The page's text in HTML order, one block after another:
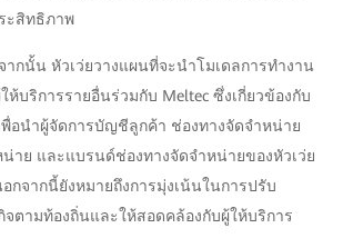
ะสิทธิภาพ
กนั้น หัวเว่ยวางแผนที่จะนำโมเดลการทำงาน
บริการรายอื่นร่วมกับ Meltec ซึ่งเกี่ยวข้องกับ
พื่อนำผู้จัดการบัญชีลูกค้า ช่องทางจัดจำหน่าย
าย และแบรนด์ช่องทางจัดจำหน่ายของหัวเว่ย
กจากนี้ยังหมายถึงการมุ่งเน้นในการปรับ
จตามท้องถิ่นและให้สอดคล้องกับผู้ให้บริการ